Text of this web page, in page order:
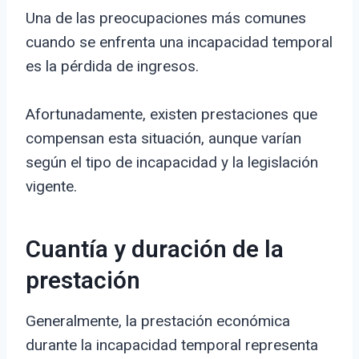
Una de las preocupaciones más comunes
cuando se enfrenta una incapacidad temporal
es la pérdida de ingresos.
Afortunadamente, existen prestaciones que
compensan esta situación, aunque varían
según el tipo de incapacidad y la legislación
vigente.
Cuantía y duración de la
prestación
Generalmente, la prestación económica
durante la incapacidad temporal representa